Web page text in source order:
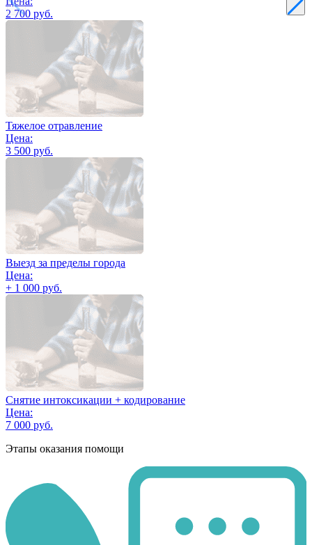
2 700 руб.
Тяжелое отравление
Цена:
3 500 руб.
Выезд за пределы города
Цена:
+ 1 000 руб.
Снятие интоксикации + кодирование
Цена:
7 000 руб.
Этапы оказания помощи